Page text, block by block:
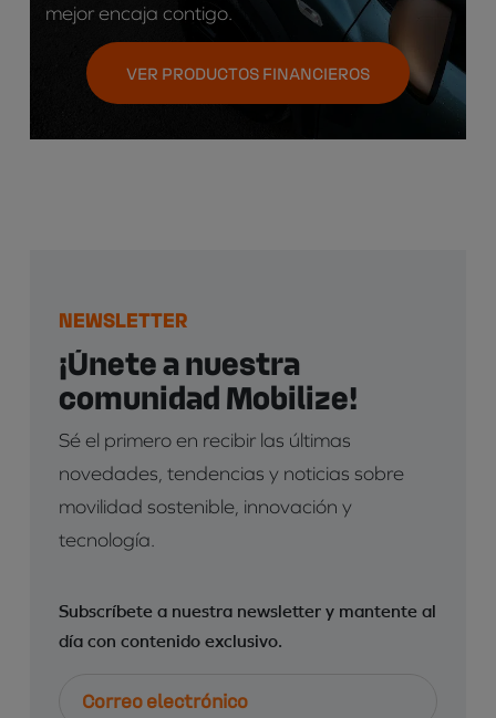
mejor encaja contigo.
VER PRODUCTOS FINANCIEROS
NEWSLETTER
¡Únete a nuestra
comunidad Mobilize!
Sé el primero en recibir las últimas
novedades, tendencias y noticias sobre
movilidad sostenible, innovación y
tecnología.
Subscríbete a nuestra newsletter y mantente al
día con contenido exclusivo.